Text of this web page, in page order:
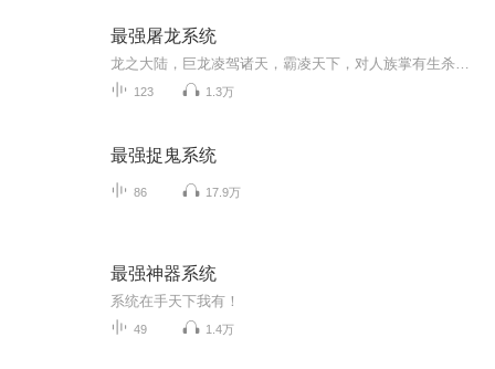
最强屠龙系统
123 1.3万
最强捉鬼系统
86 17.9万
最强神器系统
系统在手天下我有！
49 1.4万